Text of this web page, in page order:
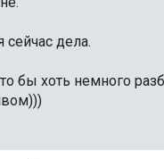
сейчас дела.
бы хоть немного